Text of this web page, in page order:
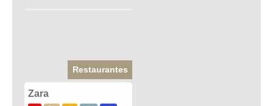
Restaurantes
Zara